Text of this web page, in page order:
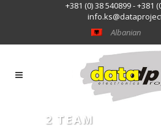
+381 (0) 38 540899 - +381
Albanian
2 TEAM